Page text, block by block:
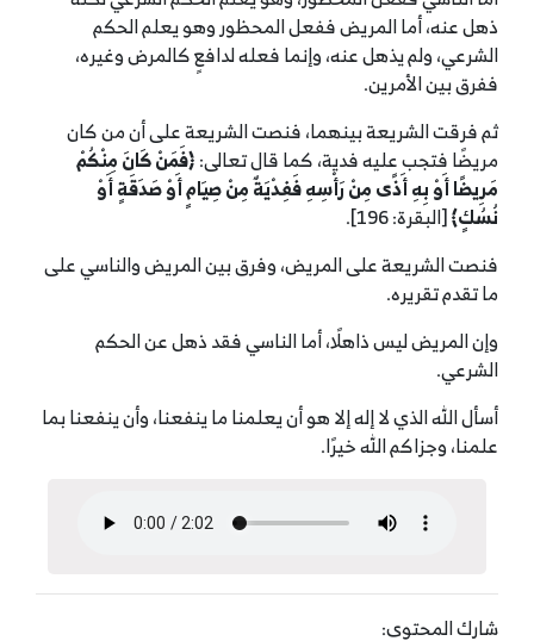
ذهل عنه، أما المريض ففعل المحظور وهو يعلم الحكم
الشرعي، ولم يذهل عنه، وإنما فعله لدافعٍ كالمرض وغيره،
ففرق بين الأمرين.
ثم فرقت الشريعة بينهما، فنصت الشريعة على أن من كان
مريضًا فتجب عليه فدية، كما قال تعالى:﴿فَمَنْ كَانَ مِنْكُمْ
مَرِيضًا أَوْ بِهِ أَذًى مِنْ رَأْسِهِ فَفِدْيَةٌ مِنْ صِيَامٍ أَوْ صَدَقَةٍ أَوْ
نُسُكٍ﴾[البقرة: 196].
فنصت الشريعة على المريض، وفرق بين المريض والناسي على
ما تقدم تقريره.
وإن المريض ليس ذاهلًا، أما الناسي فقد ذهل عن الحكم
الشرعي.
أسأل الله الذي لا إله إلا هو أن يعلمنا ما ينفعنا، وأن ينفعنا بما
علمنا، وجزاكم الله خيرًا.
شارك المحتوى: